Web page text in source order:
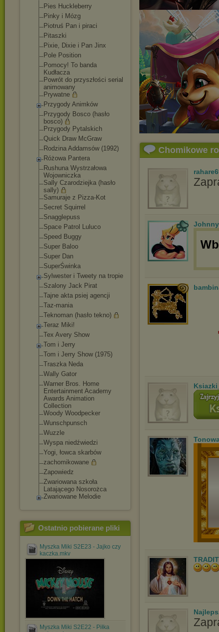
Pies Huckleberry
Pinky i Mózg
Piotruś Pan i piraci
Pitaszki
Pixie, Dixie i Pan Jinx
Pole Position
Pomocy! To banda
Kudłacza
Powrót do przyszłości serial
animowany
Prywatne
Przygody Animków
Przygody Bosco (hasło
bosco)
Przygody Pytalskich
Quick Draw McGraw
Rodzina Addamsów (1992)
Różowa Pantera
Rushuna Wystrzałowa
Wojowniczka
Sally Czarodziejka (hasło
sally)
Samuraje z Pizza-Kot
Secret Squirrel
Snagglepuss
Space Patrol Luluco
Speed Buggy
Super Baloo
Super Dan
SuperŚwinka
Sylwester i Tweety na tropie
Szalony Jack Pirat
Tajne akta psiej agencji
Taz-mania
Teknoman (hasło tekno)
Teraz Miki!
Tex Avery Show
Tom i Jerry
Tom i Jerry Show (1975)
Traszka Neda
Wally Gator
Warner Bros. Home
Entertainment Academy
Awards Animation
Collection
Woody Woodpecker
Wunschpunsch
Wuzzle
Wyspa niedźwiedzi
Yogi, łowca skarbów
zachomikowane
Zapowiedz
Zwariowana szkoła
Latającego Nosorożca
Zwariowane Melodie
Ostatnio pobierane pliki
Myszka Miki S2E23 - Jajko czy
kaczka.mkv
Myszka Miki S2E22 - Piłka
Chomikowe